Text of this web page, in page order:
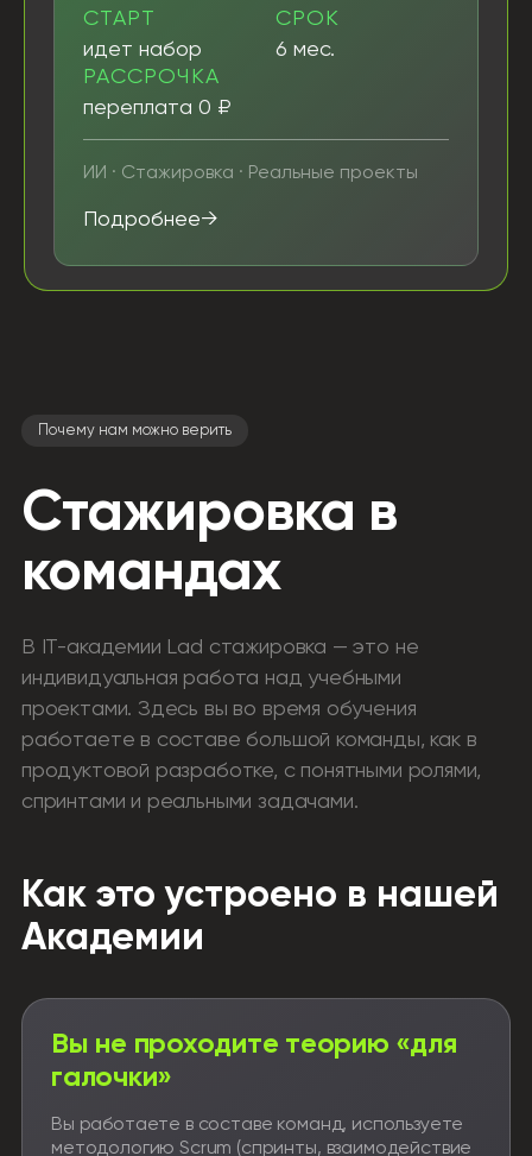
СТАРТ
идет набор
СРОК
6 мес.
РАССРОЧКА
переплата 0 ₽
ИИ · Стажировка · Реальные проекты
Подробнее
Почему нам можно верить
Стажировка в
командах
В IT-академии Lad стажировка — это не
индивидуальная работа над учебными
проектами. Здесь вы во время обучения
работаете в составе большой команды, как в
продуктовой разработке, с понятными ролями,
спринтами и реальными задачами.
Как это устроено в нашей
Академии
Вы не проходите теорию «для
галочки»
Вы работаете в составе команд, используете
методологию Scrum (спринты, взаимодействие